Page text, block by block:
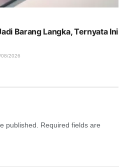
Barang Langka, Ternyata Ini
08/2026
published.
Required fields are